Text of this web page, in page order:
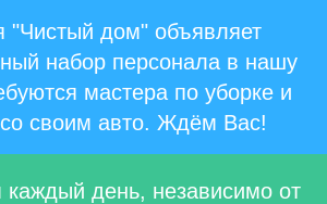
"Чистый дом" объявляет
набор персонала в нашу
мастера по уборке и
своим авто. Ждём Вас!
день, независимо от